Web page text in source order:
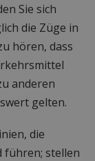
Sie sich
die Züge in
hören, dass
anderen
gelten.
die
führen; stellen